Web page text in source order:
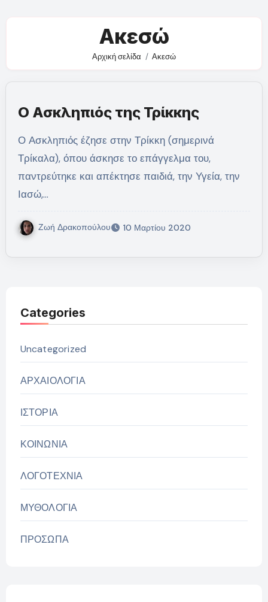
Ακεσώ
Αρχική σελίδα Ακεσώ
Ο Ασκληπιός της Τρίκκης
Ο Ασκληπιός έζησε στην Τρίκκη (σημερινά
Τρίκαλα), όπου άσκησε το επάγγελμα του,
παντρεύτηκε και απέκτησε παιδιά, την Υγεία, την
Ιασώ,…
Ζωή Δρακοπούλου 10 Μαρτίου 2020
Categories
Uncategorized
ΑΡΧΑΙΟΛΟΓΙΑ
ΙΣΤΟΡΙΑ
ΚΟΙΝΩΝΙΑ
ΛΟΓΟΤΕΧΝΙΑ
ΜΥΘΟΛΟΓΙΑ
ΠΡΟΣΩΠΑ